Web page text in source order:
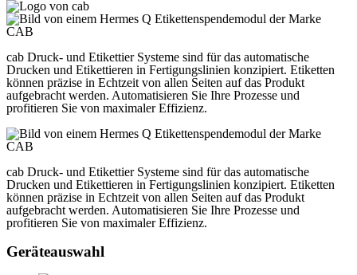
cab Druck- und Etikettier Systeme sind für das automatische
Drucken und Etikettieren in Fertigungslinien konzipiert. Etiketten
können präzise in Echtzeit von allen Seiten auf das Produkt
aufgebracht werden. Automatisieren Sie Ihre Prozesse und
profitieren Sie von maximaler Effizienz.
cab Druck- und Etikettier Systeme sind für das automatische
Drucken und Etikettieren in Fertigungslinien konzipiert. Etiketten
können präzise in Echtzeit von allen Seiten auf das Produkt
aufgebracht werden. Automatisieren Sie Ihre Prozesse und
profitieren Sie von maximaler Effizienz.
Geräteauswahl